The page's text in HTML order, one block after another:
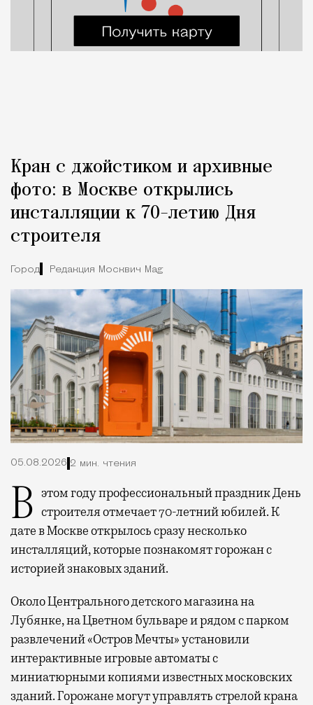
Кран с джойстиком и архивные
фото: в Москве открылись
инсталляции к 70-летию Дня
строителя
Город Редакция Москвич Mag
05.08.2026 2 мин. чтения
В этом году профессиональный праздник День строителя отмечает 70-летний юбилей. К
дате в Москве открылось сразу несколько
инсталляций, которые познакомят горожан с
историей знаковых зданий.
Около Центрального детского магазина на
Лубянке, на Цветном бульваре и рядом с парком
развлечений «Остров Мечты» установили
интерактивные игровые автоматы с
миниатюрными копиями известных московских
зданий. Горожане могут управлять стрелой крана